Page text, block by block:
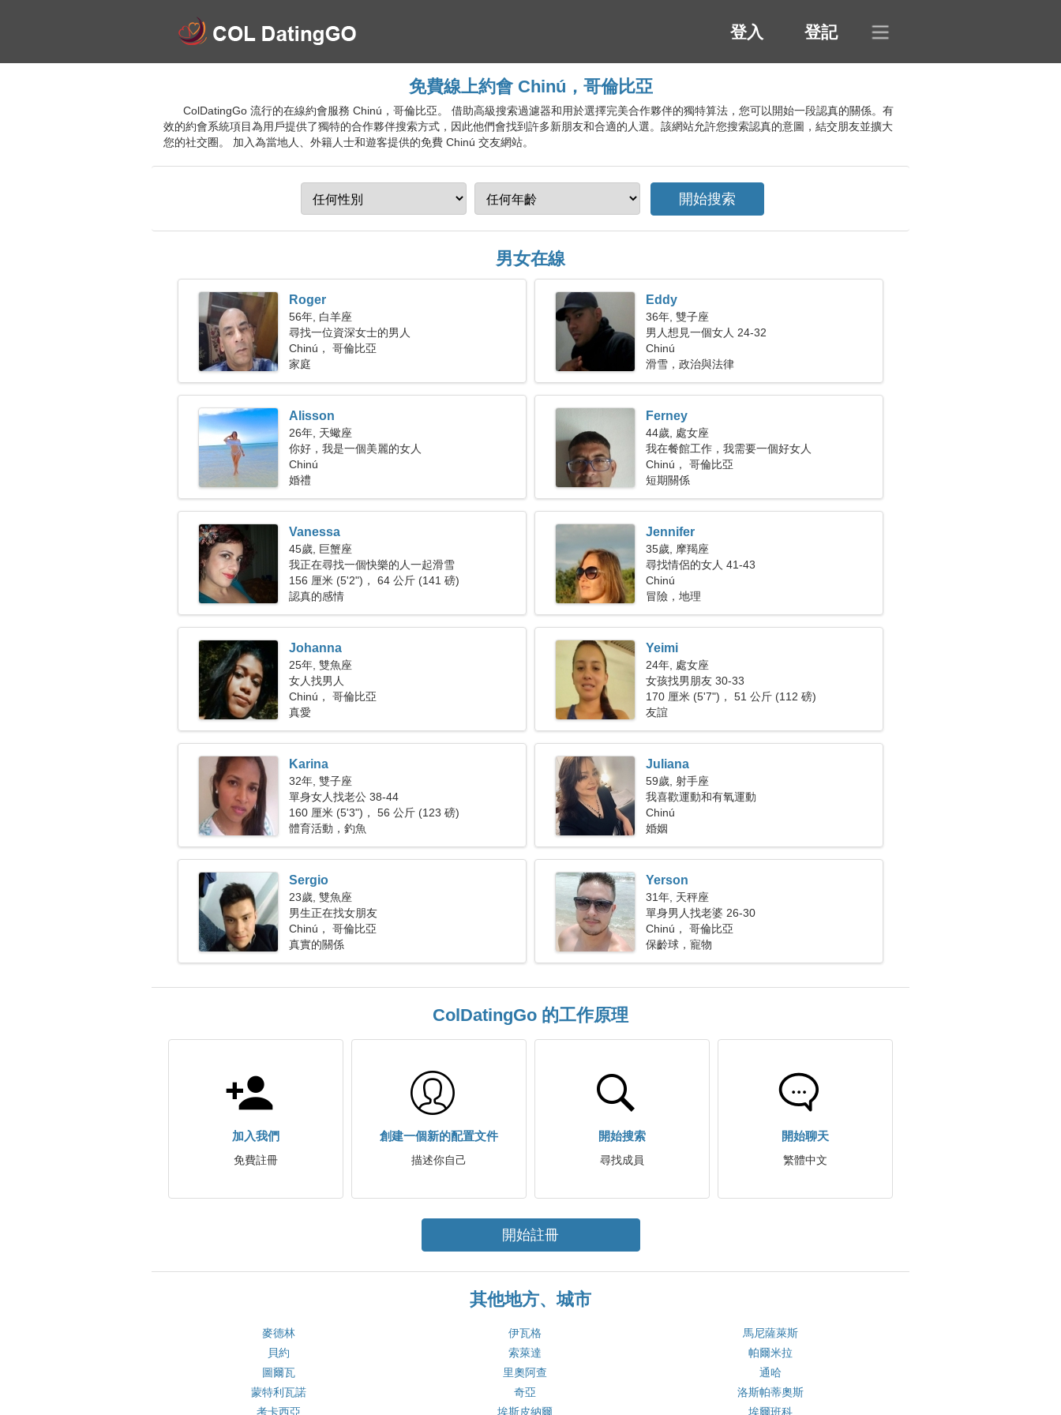
登入 登記
免費線上約會 Chinú，哥倫比亞
ColDatingGo 流行的在線約會服務 Chinú，哥倫比亞。 借助高級搜索過濾器和用於選擇完美合作夥伴的獨特算法，您可以開始一段認真的關係。有
效的約會系統項目為用戶提供了獨特的合作夥伴搜索方式，因此他們會找到許多新朋友和合適的人選。該網站允許您搜索認真的意圖，結交朋友並擴大
您的社交圈。 加入為當地人、外籍人士和遊客提供的免費 Chinú 交友網站。
男女在線
Roger
56年, 白羊座
尋找一位資深女士的男人
Chinú， 哥倫比亞
家庭
Eddy
36年, 雙子座
男人想見一個女人 24-32
Chinú
滑雪，政治與法律
Alisson
26年, 天蠍座
你好，我是一個美麗的女人
Chinú
婚禮
Ferney
44歲, 處女座
我在餐館工作，我需要一個好女人
Chinú， 哥倫比亞
短期關係
Vanessa
45歲, 巨蟹座
我正在尋找一個快樂的人一起滑雪
156 厘米 (5'2")， 64 公斤 (141 磅)
認真的感情
Jennifer
35歲, 摩羯座
尋找情侶的女人 41-43
Chinú
冒險，地理
Johanna
25年, 雙魚座
女人找男人
Chinú， 哥倫比亞
真愛
Yeimi
24年, 處女座
女孩找男朋友 30-33
170 厘米 (5'7")， 51 公斤 (112 磅)
友誼
Karina
32年, 雙子座
單身女人找老公 38-44
160 厘米 (5'3")， 56 公斤 (123 磅)
體育活動，釣魚
Juliana
59歲, 射手座
我喜歡運動和有氧運動
Chinú
婚姻
Sergio
23歲, 雙魚座
男生正在找女朋友
Chinú， 哥倫比亞
真實的關係
Yerson
31年, 天秤座
單身男人找老婆 26-30
Chinú， 哥倫比亞
保齡球，寵物
ColDatingGo 的工作原理
加入我們
免費註冊
創建一個新的配置文件
描述你自己
開始搜索
尋找成員
開始聊天
繁體中文
開始註冊
其他地方、城市
麥德林 伊瓦格
馬尼薩萊斯
貝約
索萊達
帕爾米拉
圖爾瓦
里奧阿查
通哈
蒙特利瓦諾
奇亞
洛斯帕蒂奧斯
考卡西亞
埃斯皮納爾 埃爾班科